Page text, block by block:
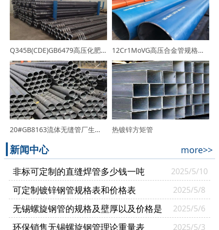
Q345B(CDE)GB6479高压化肥用无缝管生产厂家-规格价格表 12Cr1MoVG高压合金管规格表_厂家_价格行情
20#GB8163流体无缝管厂生产的热轧20#无缝钢管 热镀锌方矩管
新闻中心
more>>
非标可定制的直缝焊管多少钱一吨
2025/5/10
可定制镀锌钢管规格表和价格表 2025/5/8
无锡螺旋钢管的规格及壁厚以及价格是
多少
2025/5/6
环保销售无锡螺旋钢管理论重量表 2025/5/3